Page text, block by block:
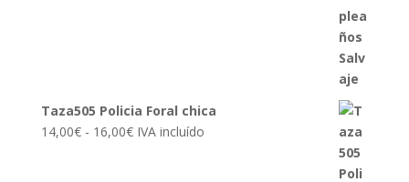
Taza505 Policia Foral chica
14,00€ - 16,00€Rango
IVA incluído